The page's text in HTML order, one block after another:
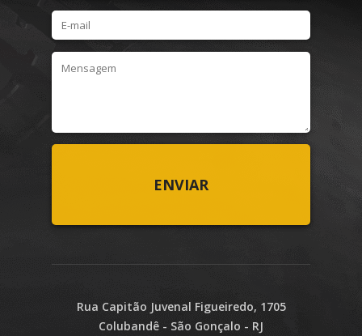
Rua Capitão Juvenal Figueiredo, 1705
Colubandê - São Gonçalo - RJ